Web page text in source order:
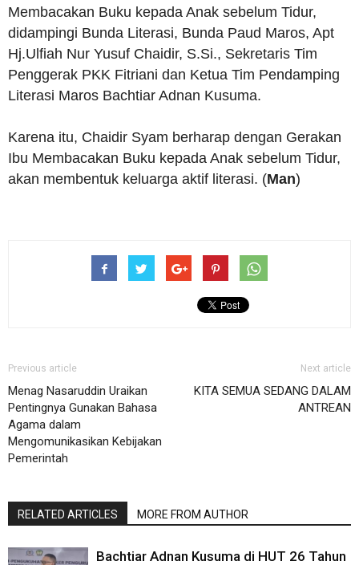
Membacakan Buku kepada Anak sebelum Tidur,
didampingi Bunda Literasi, Bunda Paud Maros, Apt
Hj.Ulfiah Nur Yusuf Chaidir, S.Si., Sekretaris Tim
Penggerak PKK Fitriani dan Ketua Tim Pendamping
Literasi Maros Bachtiar Adnan Kusuma.
Karena itu, Chaidir Syam berharap dengan Gerakan
Ibu Membacakan Buku kepada Anak sebelum Tidur,
akan membentuk keluarga aktif literasi. (Man)
Previous article
Menag Nasaruddin Uraikan
Pentingnya Gunakan Bahasa
Agama dalam
Mengomunikasikan Kebijakan
Pemerintah
Next article
KITA SEMUA SEDANG DALAM
ANTREAN
RELATED ARTICLES MORE FROM AUTHOR
Bachtiar Adnan Kusuma di HUT 26 Tahun